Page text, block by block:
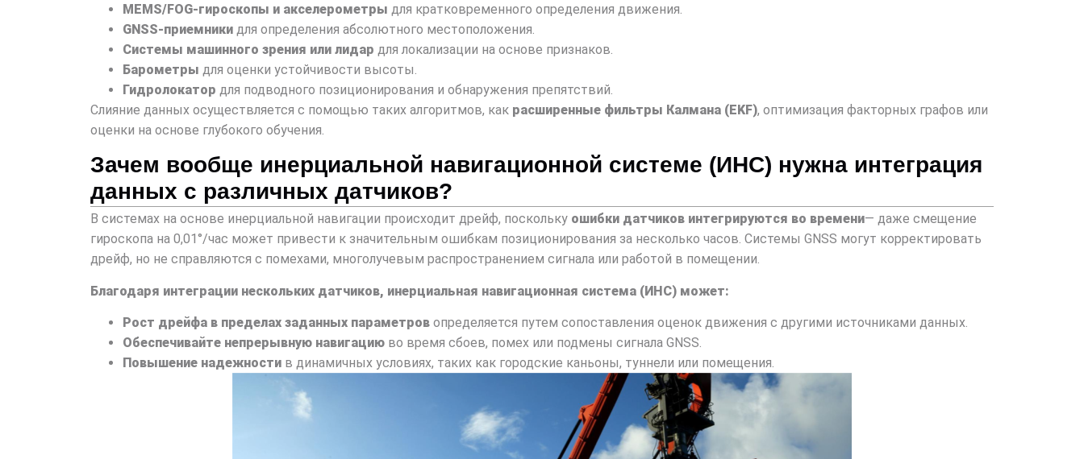
MEMS/FOG-гироскопы и акселерометры для кратковременного определения движения.
GNSS-приемники для определения абсолютного местоположения.
Системы машинного зрения или лидар для локализации на основе признаков.
Барометры для оценки устойчивости высоты.
Гидролокатор для подводного позиционирования и обнаружения препятствий.
Слияние данных осуществляется с помощью таких алгоритмов, как расширенные фильтры Калмана (EKF), оптимизация факторных графов или
оценки на основе глубокого обучения.
Зачем вообще инерциальной навигационной системе (ИНС) нужна интеграция
данных с различных датчиков?
В системах на основе инерциальной навигации происходит дрейф, поскольку ошибки датчиков интегрируются во времени— даже смещение
гироскопа на 0,01°/час может привести к значительным ошибкам позиционирования за несколько часов. Системы GNSS могут корректировать
дрейф, но не справляются с помехами, многолучевым распространением сигнала или работой в помещении.
Благодаря интеграции нескольких датчиков, инерциальная навигационная система (ИНС) может:
Рост дрейфа в пределах заданных параметров определяется путем сопоставления оценок движения с другими источниками данных.
Обеспечивайте непрерывную навигацию во время сбоев, помех или подмены сигнала GNSS.
Повышение надежности в динамичных условиях, таких как городские каньоны, туннели или помещения.